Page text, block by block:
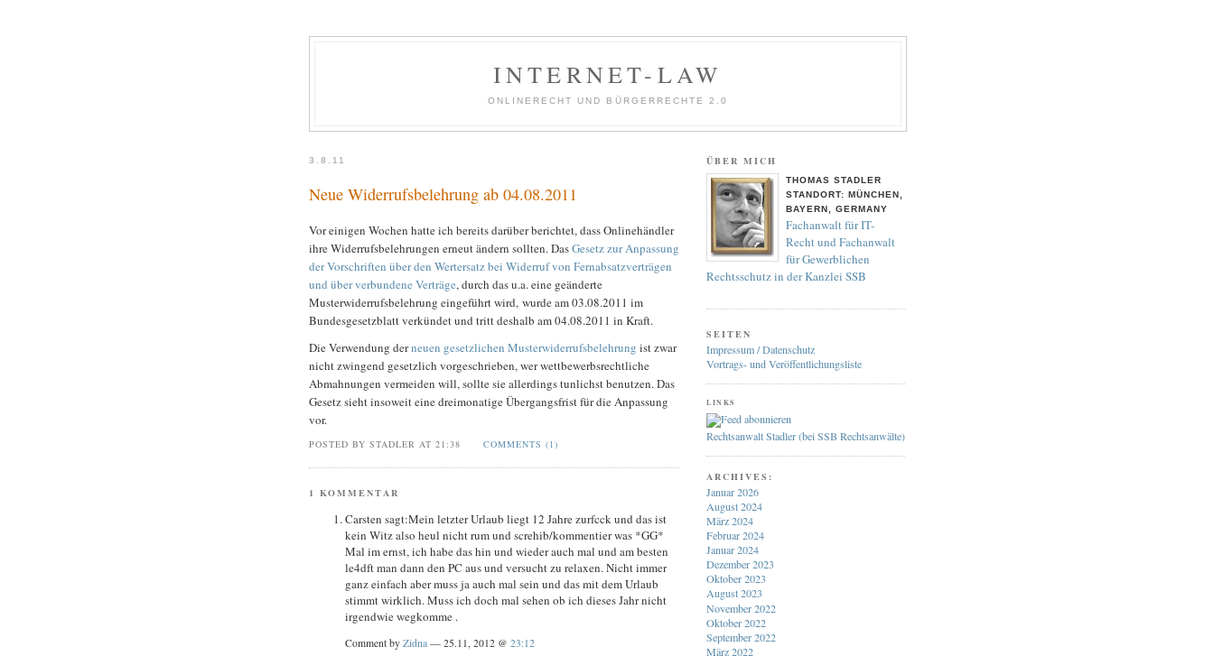
INTERNET-LAW
ONLINERECHT UND BÜRGERRECHTE 2.0
3.8.11
Neue Widerrufsbelehrung ab 04.08.2011
Vor einigen Wochen hatte ich bereits darüber berichtet, dass Onlinehändler
ihre Widerrufsbelehrungen erneut ändern sollten. DasGesetz zur Anpassung
der Vorschriften über den Wertersatz bei Widerruf von Fernabsatzverträgen
und über verbundene Verträge, durch das u.a. eine geänderte
Musterwiderrufsbelehrung eingeführt wird, wurde am 03.08.2011 im
Bundesgesetzblatt verkündet und tritt deshalb am 04.08.2011 in Kraft.
Die Verwendung derneuen gesetzlichen Musterwiderrufsbelehrung ist zwar
nicht zwingend gesetzlich vorgeschrieben, wer wettbewerbsrechtliche
Abmahnungen vermeiden will, sollte sie allerdings tunlichst benutzen. Das
Gesetz sieht insoweit eine dreimonatige Übergangsfrist für die Anpassung
vor.
POSTED BY STADLER AT 21:38 COMMENTS (1)
1 KOMMENTAR
Carsten sagt:Mein letzter Urlaub liegt 12 Jahre zurfcck und das ist
kein Witz also heul nicht rum und screhib/kommentier was *GG*
Mal im ernst, ich habe das hin und wieder auch mal und am besten
le4dft man dann den PC aus und versucht zu relaxen. Nicht immer
ganz einfach aber muss ja auch mal sein und das mit dem Urlaub
stimmt wirklich. Muss ich doch mal sehen ob ich dieses Jahr nicht
irgendwie wegkomme .
Comment by Zidna — 25.11, 2012 @ 23:12
ÜBER MICH
THOMAS STADLER
STANDORT: MÜNCHEN,
BAYERN, GERMANY
Fachanwalt für IT-
Recht und Fachanwalt
für Gewerblichen
Rechtsschutz in der Kanzlei SSB
SEITEN
Impressum / Datenschutz
Vortrags- und Veröffentlichungsliste
LINKS
Rechtsanwalt Stadler (bei SSB Rechtsanwälte)
ARCHIVES:
Januar 2026
August 2024
März 2024
Februar 2024
Januar 2024
Dezember 2023
Oktober 2023
August 2023
November 2022
Oktober 2022
September 2022
März 2022